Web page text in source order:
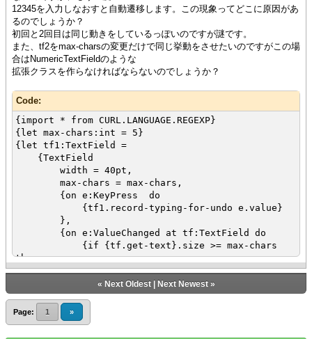
12345を入力しなおすと自動遷移します。この現象ってどこに原因があ
るのでしょうか？
初回と2回目は同じ動きをしているっぽいのですが謎です。
また、tf2をmax-charsの変更だけで同じ挙動をさせたいのですがこの場
合はNumericTextFieldのような
拡張クラスを作らなければならないのでしょうか？
Code:
{import * from CURL.LANGUAGE.REGEXP}
{let max-chars:int = 5}
{let tf1:TextField =
{TextField
width = 40pt,
max-chars = max-chars,
{on e:KeyPress do
{tf1.record-typing-for-undo e.value}
},
{on e:ValueChanged at tf:TextField do
{if {tf.get-text}.size >= max-chars
then
let kp:KeyPress = {KeyPress}
set kp.value = KeyPressValue.tab
{tf1.ui-object.enqueue-event
kp
}
« Next Oldest| Next Newest»
Page: 1 »